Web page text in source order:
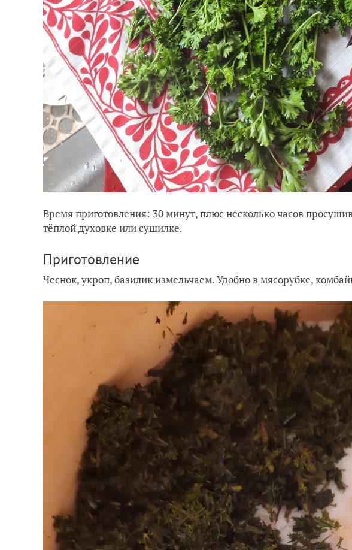
Время приготовления: 30 минут, плюс несколько часов
тёплой духовке или сушилке.
Приготовление
Чеснок, укроп, базилик измельчаем. Удобно в мясорубке,